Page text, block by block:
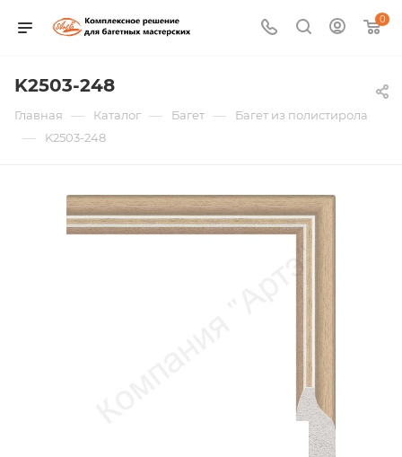
0
K2503-248
Главная — Каталог — Багет — Багет из полистирола
— K2503-248